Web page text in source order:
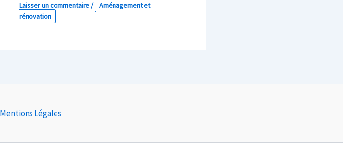
Laisser un commentaire/
Aménagement et
rénovation
Mentions Légales